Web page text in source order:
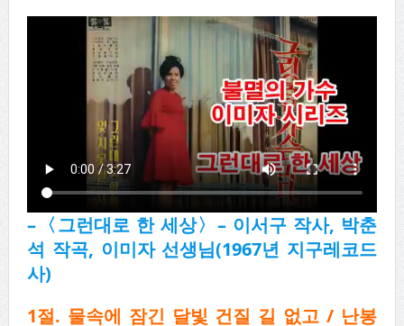
–〈그런대로 한 세상〉– 이서구 작사, 박춘
석 작곡, 이미자 선생님(1967년 지구레코드
사)
1절. 물속에 잠긴 달빛 건질 길 없고/ 난봉